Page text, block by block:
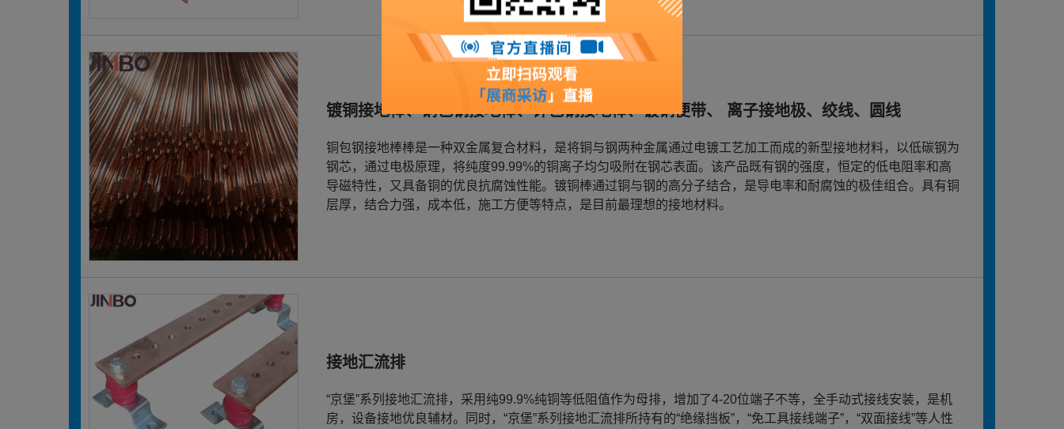
镀铜接地棒、铜包钢接地棒、锌包钢接地棒、镀铜便带、 离子接地极、绞线、圆线
铜包钢接地棒棒是一种双金属复合材料，是将铜与钢两种金属通过电镀工艺加工而成的新型接地材料，以低碳钢为
钢芯，通过电极原理，将纯度99.99%的铜离子均匀吸附在钢芯表面。该产品既有钢的强度，恒定的低电阻率和高
导磁特性，又具备铜的优良抗腐蚀性能。镀铜棒通过铜与钢的高分子结合，是导电率和耐腐蚀的极佳组合。具有铜
层厚，结合力强，成本低，施工方便等特点，是目前最理想的接地材料。
接地汇流排
“京堡”系列接地汇流排，采用纯99.9%纯铜等低阻值作为母排，增加了4-20位端子不等，全手动式接线安装，是机
房，设备接地优良辅材。同时，“京堡”系列接地汇流排所持有的“绝缘挡板”，“免工具接线端子”，“双面接线”等人性